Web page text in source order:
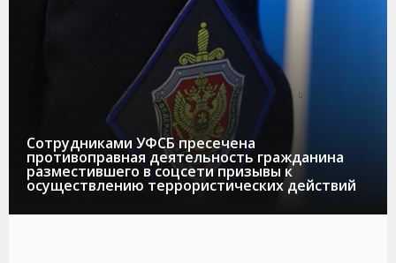
Сотрудниками УФСБ пресечена
противоправная деятельность гражданина
разместившего в соцсети призывы к
осуществлению террористических действий